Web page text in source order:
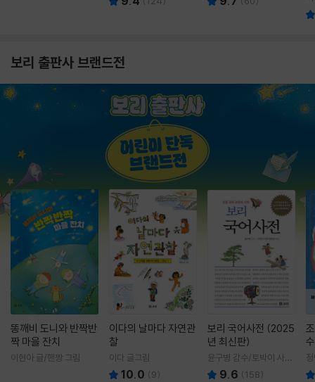
보리 출판사 브랜드전
똥깨비 도니와 반짝반
짝 마을 잔치
이현아 글/핸짱 그림
이다의 날마다 자연관
찰
이다 글그림
10.0 (9)
보리 국어사전 (2025
년 최신판)
윤구병 감수/토박이 사전
편찬실 편
9.6 (158)